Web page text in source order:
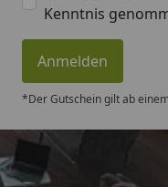
Kenntnis
Anmelden
*Der Gutschein gilt ab